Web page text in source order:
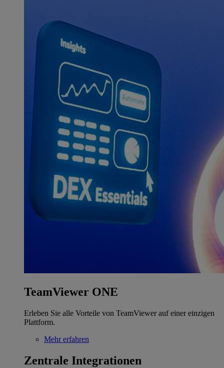
TeamViewer ONE
Erleben Sie alle Vorteile von TeamViewer auf einer einzigen
Plattform.
Mehr erfahren
Zentrale Integrationen